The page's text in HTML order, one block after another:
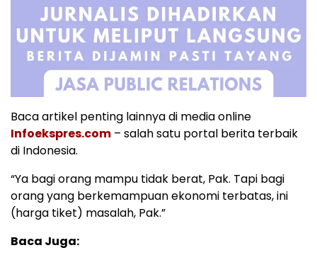
Baca artikel penting lainnya di media online
Infoekspres.com – salah satu portal berita terbaik
di Indonesia.
“Ya bagi orang mampu tidak berat, Pak. Tapi bagi
orang yang berkemampuan ekonomi terbatas, ini
(harga tiket) masalah, Pak.”
Baca Juga: